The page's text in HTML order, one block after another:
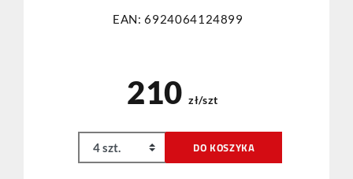
EAN: 6924064124899
210 zł/szt
DO KOSZYKA